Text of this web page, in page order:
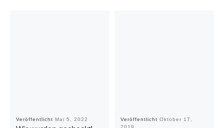
Veröffentlicht Mai 5, 2022 Veröffentlicht Oktober 17,
2019